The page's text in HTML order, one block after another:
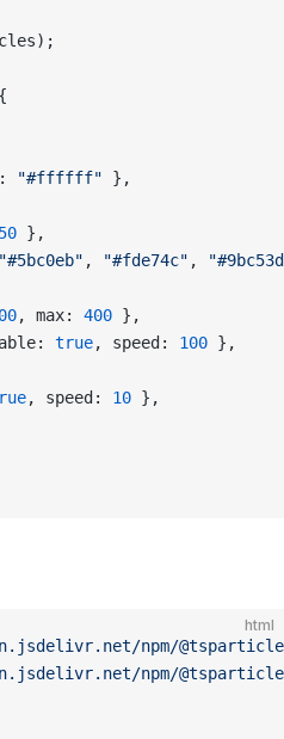
"#ffffff" },
50 },
"#5bc0eb" , "#fde74c" ,
, max: 400 },
true, speed: 100 },
, speed: 10 },
html
npm/
npm/